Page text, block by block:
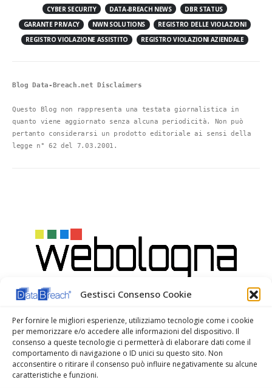
Gestisci Consenso Cookie
Per fornire le migliori esperienze, utilizziamo tecnologie come i cookie
per memorizzare e/o accedere alle informazioni del dispositivo. Il
consenso a queste tecnologie ci permetterà di elaborare dati come il
comportamento di navigazione o ID unici su questo sito. Non
acconsentire o ritirare il consenso può influire negativamente su alcune
caratteristiche e funzioni.
CYBER SECURITY DATA-BREACH NEWS
DBR STATUS
GARANTE PRIVACY
NWN SOLUTIONS
REGISTRO DELLE VIOLAZIONI
REGISTRO VIOLAZIONE ASSISTITO
REGISTRO VIOLAZIONI AZIENDALE
Blog Data-Breach.net Disclaimers
Questo Blog non rappresenta una testata giornalistica in
quanto viene aggiornato senza alcuna periodicità. Non può
pertanto considerarsi un prodotto editoriale ai sensi della
legge n° 62 del 7.03.2001.